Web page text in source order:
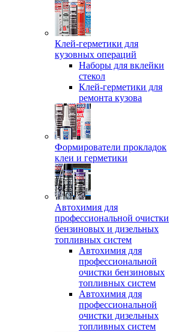
Клей-герметики для
кузовных операций
Наборы для вклейки
стекол
Клей-герметики для
ремонта кузова
Формирователи прокладок
клеи и герметики
Автохимия для
профессиональной очистки
бензиновых и дизельных
топливных систем
Автохимия для
профессиональной
очистки бензиновых
топливных систем
Автохимия для
профессиональной
очистки дизельных
топливных систем